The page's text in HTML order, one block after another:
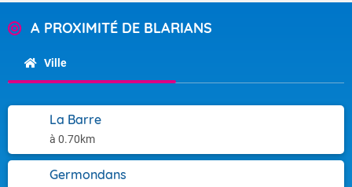
A PROXIMITÉ DE BLARIANS
Ville
La Barre
à 0.70km
Germondans